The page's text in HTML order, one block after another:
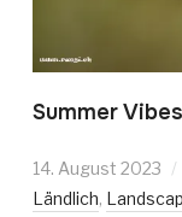
Summer Vibes
14. August 2023
Ländlich,